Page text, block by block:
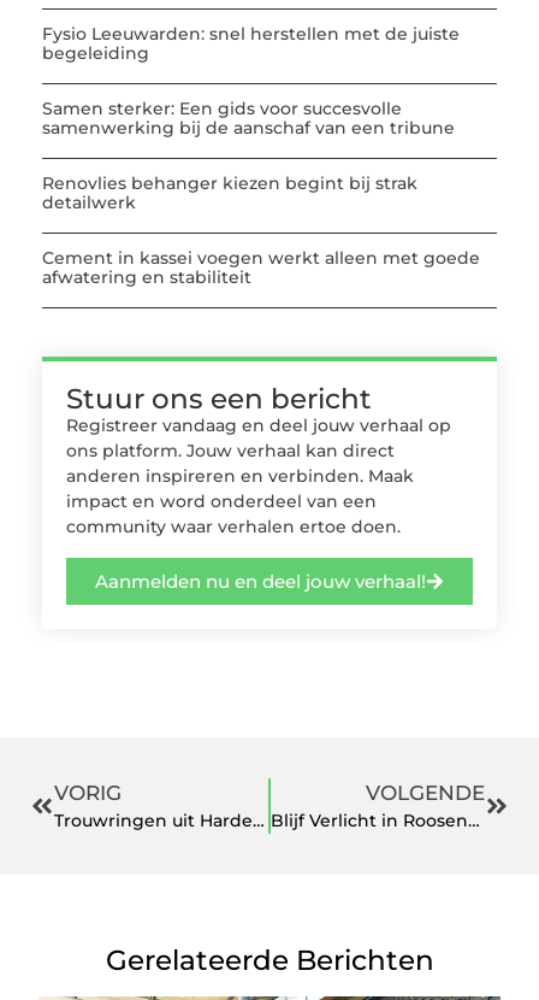
Fysio Leeuwarden: snel herstellen met de juiste
begeleiding
Samen sterker: Een gids voor succesvolle
samenwerking bij de aanschaf van een tribune
Renovlies behanger kiezen begint bij strak
detailwerk
Cement in kassei voegen werkt alleen met goede
afwatering en stabiliteit
Stuur ons een bericht
Registreer vandaag en deel jouw verhaal op
ons platform. Jouw verhaal kan direct
anderen inspireren en verbinden. Maak
impact en word onderdeel van een
community waar verhalen ertoe doen.
Aanmelden nu en deel jouw verhaal!
VORIG
Trouwringen uit Harderwijk, een blijvend symbool van je toewijding
VOLGENDE
Blijf Verlicht in Roosendaal Hoe Bereid Je Voor op Stroomstoringen
Gerelateerde Berichten